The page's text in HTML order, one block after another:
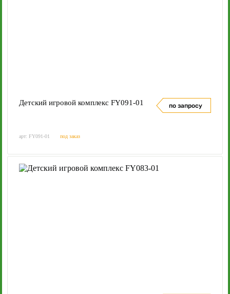
Детский игровой комплекс FY091-01 по запросу
арт: FY091-01 под заказ